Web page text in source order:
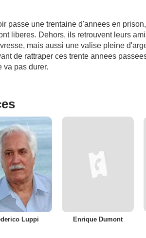
passe une trentaine d'annees en
liberes. Dehors, ils retrouvent leurs
mais aussi une valise pleine
de rattraper ces trente annees
va pas durer.
Luppi Enrique Dumont